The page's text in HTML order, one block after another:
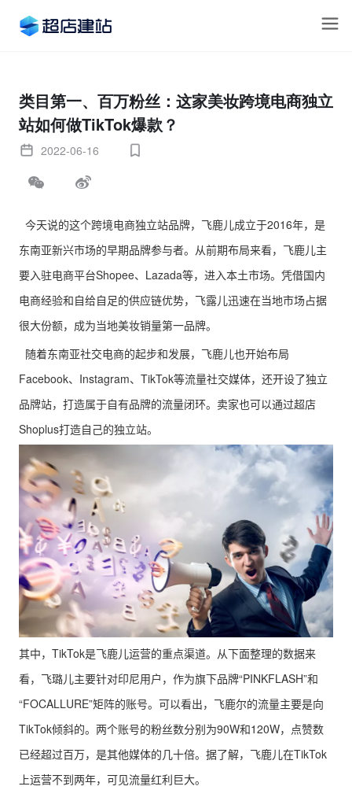
类目第一、百万粉丝：这家美妆跨境电商独立
站如何做TikTok爆款？
2022-06-16
今天说的这个跨境电商独立站品牌，飞鹿儿成立于2016年，是
东南亚新兴市场的早期品牌参与者。从前期布局来看，飞鹿儿主
要入驻电商平台Shopee、Lazada等，进入本土市场。凭借国内
电商经验和自给自足的供应链优势，飞露儿迅速在当地市场占据
很大份额，成为当地美妆销量第一品牌。
随着东南亚社交电商的起步和发展，飞鹿儿也开始布局
Facebook、Instagram、TikTok等流量社交媒体，还开设了独立
品牌站，打造属于自有品牌的流量闭环。卖家也可以通过超店
Shoplus打造自己的独立站。
其中，TikTok是飞鹿儿运营的重点渠道。从下面整理的数据来
看，飞璐儿主要针对印尼用户，作为旗下品牌“PINKFLASH”和
“FOCALLURE”矩阵的账号。可以看出，飞鹿尔的流量主要是向
TikTok倾斜的。两个账号的粉丝数分别为90W和120W，点赞数
已经超过百万，是其他媒体的几十倍。据了解，飞鹿儿在TikTok
上运营不到两年，可见流量红利巨大。